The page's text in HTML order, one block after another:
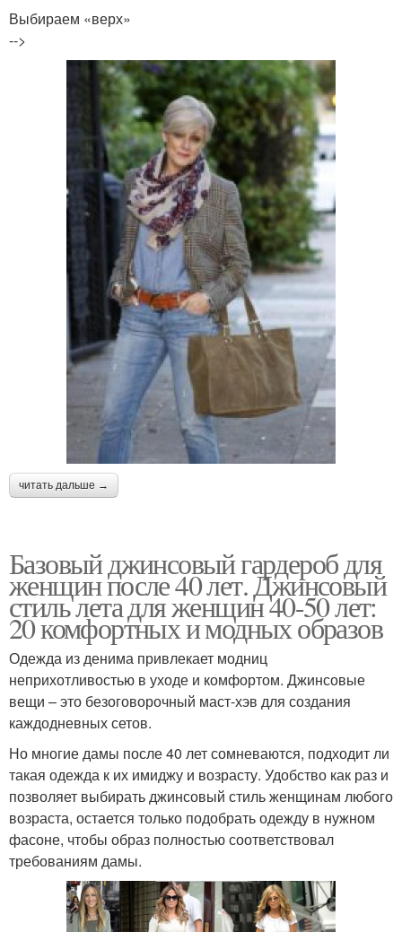
Выбираем «верх»
-->
читать дальше →
Базовый джинсовый гардероб для
женщин после 40 лет. Джинсовый
стиль лета для женщин 40-50 лет:
20 комфортных и модных образов
Одежда из денима привлекает модниц
неприхотливостью в уходе и комфортом. Джинсовые
вещи – это безоговорочный маст-хэв для создания
каждодневных сетов.
Но многие дамы после 40 лет сомневаются, подходит ли
такая одежда к их имиджу и возрасту. Удобство как раз и
позволяет выбирать джинсовый стиль женщинам любого
возраста, остается только подобрать одежду в нужном
фасоне, чтобы образ полностью соответствовал
требованиям дамы.